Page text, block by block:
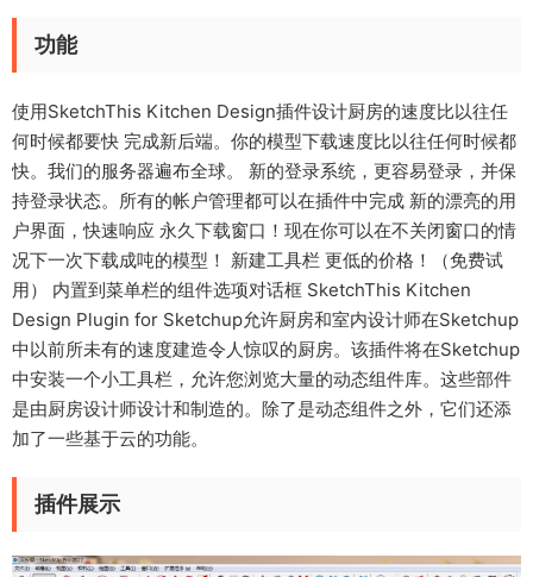
功能
使用SketchThis Kitchen Design插件设计厨房的速度比以往任
何时候都要快 完成新后端。你的模型下载速度比以往任何时候都
快。我们的服务器遍布全球。 新的登录系统，更容易登录，并保
持登录状态。所有的帐户管理都可以在插件中完成 新的漂亮的用
户界面，快速响应 永久下载窗口！现在你可以在不关闭窗口的情
况下一次下载成吨的模型！ 新建工具栏 更低的价格！（免费试
用） 内置到菜单栏的组件选项对话框 SketchThis Kitchen
Design Plugin for Sketchup允许厨房和室内设计师在Sketchup
中以前所未有的速度建造令人惊叹的厨房。该插件将在Sketchup
中安装一个小工具栏，允许您浏览大量的动态组件库。这些部件
是由厨房设计师设计和制造的。除了是动态组件之外，它们还添
加了一些基于云的功能。
插件展示